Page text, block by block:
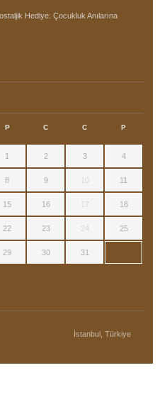
Hediye: Çocukluk Anılarına
P C C P
1 2 3 4
8 9 10 11
15 16 17 18
22 23 24 25
29 30 31
İstanbul, Türkiye